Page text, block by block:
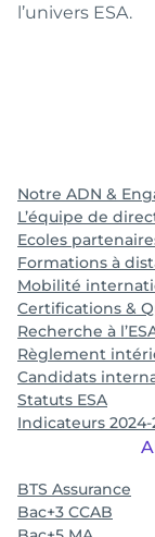
l’univers ESA.
Notre ADN &
L’équipe de
Ecoles
Formations à
Mobilité
Certifications &
Recherche à
Règlement
Candidats
Statuts ESA
Indicateurs 2024-
BTS Assurance
Bac+3 CCAB